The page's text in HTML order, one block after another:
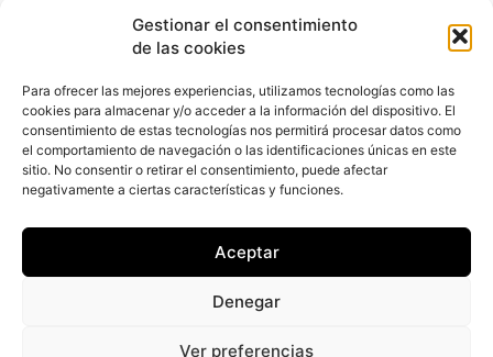
Gestionar el consentimiento
de las cookies
Para ofrecer las mejores experiencias, utilizamos tecnologías como las
cookies para almacenar y/o acceder a la información del dispositivo. El
consentimiento de estas tecnologías nos permitirá procesar datos como
el comportamiento de navegación o las identificaciones únicas en este
sitio. No consentir o retirar el consentimiento, puede afectar
negativamente a ciertas características y funciones.
Aceptar
Denegar
Ver preferencias
Descargar último ejemplar
ir a hemeroteca
+ Contenido en redes sociales
automóviles - C/ Fernández de la Hoz 70, 1ºB - 28003 - Madrid